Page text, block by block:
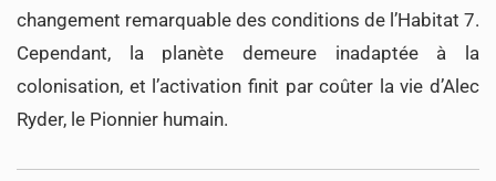
changement remarquable des conditions de l’Habitat 7.
Cependant, la planète demeure inadaptée à la
colonisation, et l’activation finit par coûter la vie d’Alec
Ryder, le Pionnier humain.